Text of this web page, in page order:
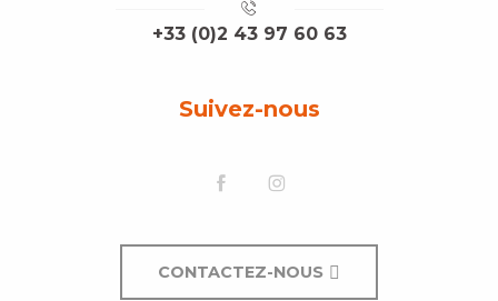
+33 (0)2 43 97 60 63
Suivez-nous
CONTACTEZ-NOUS